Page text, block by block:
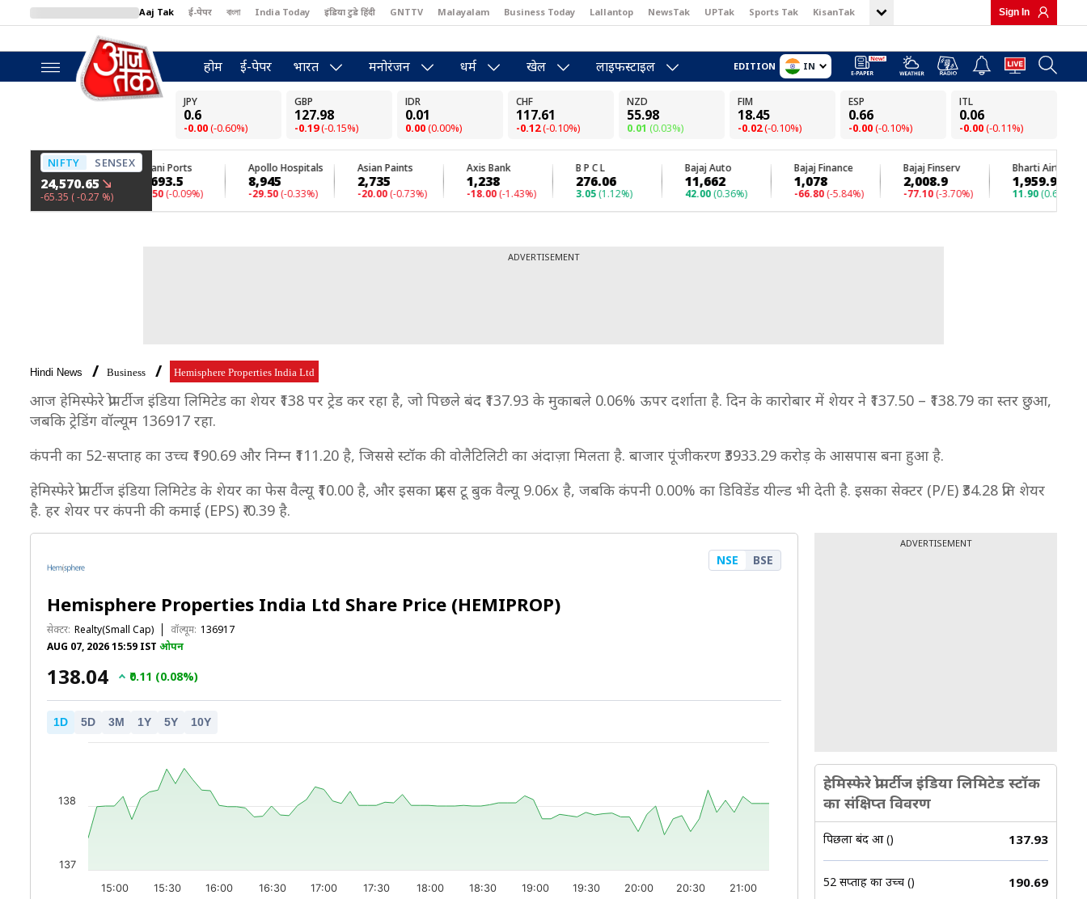
Aaj Tak ई-पेपर বাংলা India Today इंडिया टुडे हिंदी GNTTV Malayalam Business Today Lallantop NewsTak UPTak Sports Tak KisanTak
BT Bazaar
Sign In
होम ई-पेपर भारत मनोरंजन धर्म खेल लाइफस्टाइल EDITION IN
ADVERTISEMENT
Hindi News Business Hemisphere Properties India Ltd
आज हेमिस्फेरे प्रोपर्टीज इंडिया लिमिटेड का शेयर ₹138 पर ट्रेड कर रहा है, जो पिछले बंद ₹137.93 के मुकाबले 0.06% ऊपर दर्शाता है. दिन के कारोबार में शेयर ने ₹137.50 – ₹138.79 का स्तर छुआ,
जबकि ट्रेडिंग वॉल्यूम 136917 रहा.
कंपनी का 52-सप्ताह का उच्च ₹190.69 और निम्न ₹111.20 है, जिससे स्टॉक की वोलैटिलिटी का अंदाज़ा मिलता है. बाजार पूंजीकरण ₹3933.29 करोड़ के आसपास बना हुआ है.
हेमिस्फेरे प्रोपर्टीज इंडिया लिमिटेड के शेयर का फेस वैल्यू ₹10.00 है, और इसका प्राइस टू बुक वैल्यू 9.06x है, जबकि कंपनी 0.00% का डिविडेंड यील्ड भी देती है. इसका सेक्टर (P/E) ₹34.28 प्रति शेयर
है. हर शेयर पर कंपनी की कमाई (EPS) ₹-0.39 है.
Hemisphere Properties India Ltd Share Price (HEMIPROP)
सेक्टर: Realty(Small Cap) वॉल्यूम: 136917
AUG 07, 2026 15:59 IST ओपन
NSE BSE
₹138.04 ₹0.11 (0.08%)
1D 5D 3M 1Y 5Y 10Y
15:00 15:30 16:00 16:30 17:00 17:30 18:00 18:30 19:00 19:30 20:00 20:30 21:00
137
138
ADVERTISEMENT
हेमिस्फेरे प्रोपर्टीज इंडिया लिमिटेड स्टॉक
का संक्षिप्त विवरण
पिछला बंद हुआ (₹) 137.93
52 सप्ताह का उच्च (₹) 190.69